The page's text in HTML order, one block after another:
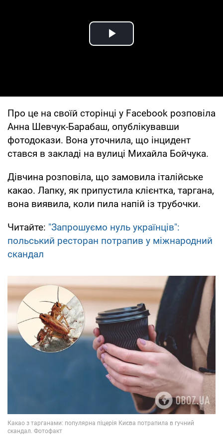
Play Video
Про це на своїй сторінці у Facebook розповіла
Анна Шевчук-Барабаш, опублікувавши
фотодокази. Вона уточнила, що інцидент
стався в закладі на вулиці Михайла Бойчука.
Дівчина розповіла, що замовила італійське
какао. Лапку, як припустила клієнтка, таргана,
вона виявила, коли пила напій із трубочки.
Читайте: "Запрошуємо нуль українців":
польський ресторан потрапив у міжнародний
скандал